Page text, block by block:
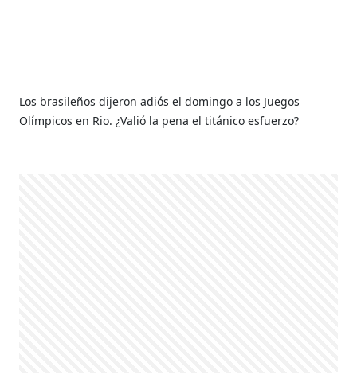
Los brasileños dijeron adiós el domingo a los Juegos
Olímpicos en Rio. ¿Valió la pena el titánico esfuerzo?